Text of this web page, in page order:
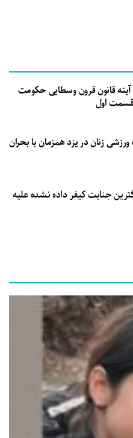
آینه قانون قرون وسطایی حکومت
قسمت اول
زنان در یزد همزمان با بحران
۱۳۶۷؛ بزرگترین جنایت کیفر داده نشده علیه